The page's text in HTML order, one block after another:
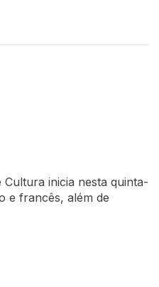
inicia nesta quinta-
e francês, além de